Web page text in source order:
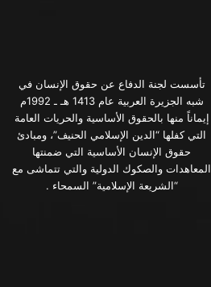
تأسست لجنة الدفاع عن حقوق الإنسان في
شبه الجزيرة العربية عام 1413 هـ ـ 1992م
إيماناً منها بالحقوق الأساسية والحريات العامة
التي كفلها “الدين الإسلامي الحنيف”، ومبادئ
حقوق الإنسان الأساسية التي ضمنتها
المعاهدات والصكوك الدولية والتي تتماشى مع
“الشريعة الإسلامية” السمحاء .